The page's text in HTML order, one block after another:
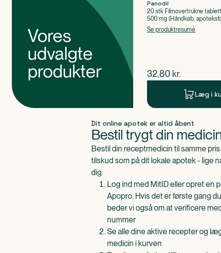
Vores
udvalgte
produkter
Panodil
20 stk Filmovertrukne
500 mg (Håndkøb,
Paracetamol
Se produktresumé
$nuværende pris
32,80 kr.
Læg i
Dit online apotek er altid åbent
Bestil trygt din
Bestil din receptmedicin til samme
tilskud som på dit lokale apotek - lige
dig.
Log ind med MitID eller opret en
Apopro. Hvis det er første gang
beder vi også om at verificere
nummer
Se alle dine aktive recepter og
medicin i kurven